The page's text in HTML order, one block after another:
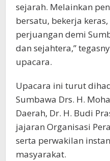
sejarah. Melainkan
bersatu, bekerja
perjuangan demi
dan sejahtera,”
upacara.
Upacara ini turut
Sumbawa Drs. H.
Daerah, Dr. H. Budi
jajaran Organisasi
serta perwakilan
masyarakat.